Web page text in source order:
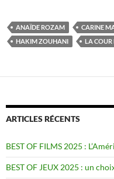
ANAÏDE ROZAM CARINE
HAKIM ZOUHANI
LA COUR
ARTICLES RÉCENTS
BEST OF FILMS 2025 :
BEST OF JEUX 2025 : un